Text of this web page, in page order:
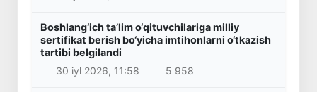
Boshlang‘ich ta’lim o‘qituvchilariga milliy
sertifikat berish bo‘yicha imtihonlarni o‘tkazish
tartibi belgilandi
30 iyl 2026, 11:58
5 958